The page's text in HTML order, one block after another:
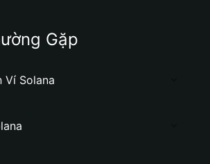
Gặp
Ví Solana